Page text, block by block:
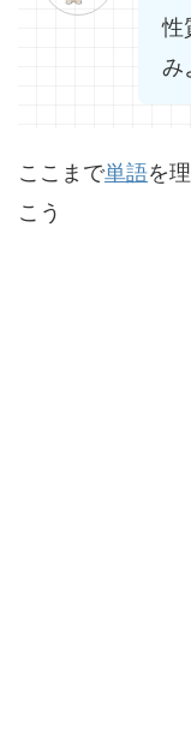
性
み
ここまで単語を
こう